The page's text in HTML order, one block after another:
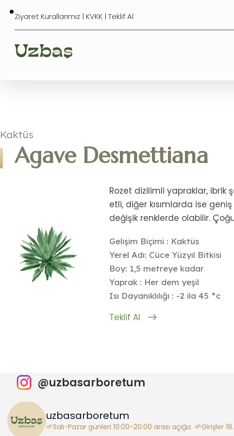
Ziyaret Kurallarımız | KVKK | Teklif Al
Kaktüs
Agave Desmettiana
Rozet dizilimli yapraklar, ibrik
etli, diğer kısımlarda ise
değişik renklerde olabilir.
Gelişim Biçimi : Kaktüs
Yerel Adı: Cüce Yüzyıl Bitkisi
Boy: 1,5 metreye kadar
Yaprak : Her dem yeşil
Isı Dayanıklılığı : -2 ila 45 °c
Teklif Al
@uzbasarboretum
uzbasarboretum
🌱Salı-Pazar günleri 10:00-20:00 arası açığız. 🌱Girişler